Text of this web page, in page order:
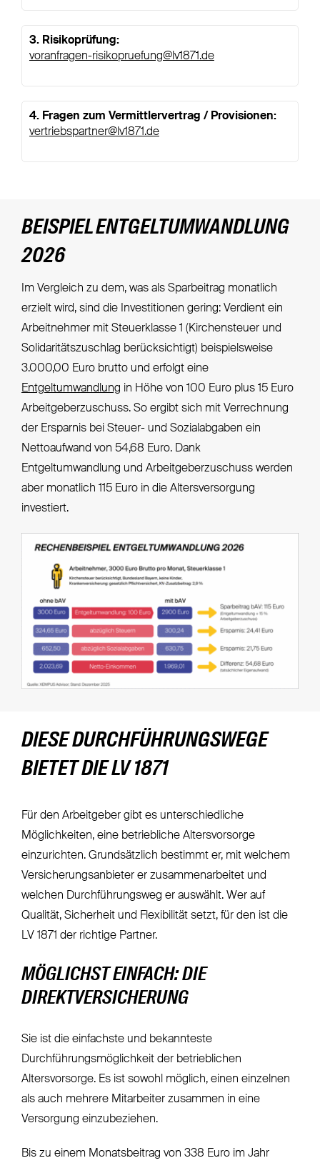
3. Risikoprüfung:​
voranfragen-risikopruefung@lv1871.de​ ​
4. Fragen zum Vermittlervertrag / Provisionen:​
vertriebspartner@lv1871.de
BEISPIEL ENTGELTUMWANDLUNG
2026
Im Vergleich zu dem, was als Sparbeitrag monatlich
erzielt wird, sind die Investitionen gering: Verdient ein
Arbeitnehmer mit Steuerklasse 1 (Kirchensteuer und
Solidaritätszuschlag berücksichtigt) beispielsweise
3.000,00 Euro brutto und erfolgt eine
Entgeltumwandlung in Höhe von 100 Euro plus 15 Euro
Arbeitgeberzuschuss. So ergibt sich mit Verrechnung
der Ersparnis bei Steuer- und Sozialabgaben ein
Nettoaufwand von 54,68 Euro. Dank
Entgeltumwandlung und Arbeitgeberzuschuss werden
aber monatlich 115 Euro in die Altersversorgung
investiert.
DIESE DURCHFÜHRUNGSWEGE
BIETET DIE LV 1871
Für den Arbeitgeber gibt es unterschiedliche
Möglichkeiten, eine betriebliche Altersvorsorge
einzurichten. Grundsätzlich bestimmt er, mit welchem
Versicherungsanbieter er zusammenarbeitet und
welchen Durchführungsweg er auswählt. Wer auf
Qualität, Sicherheit und Flexibilität setzt, für den ist die
LV 1871 der richtige Partner.
MÖGLICHST EINFACH: DIE
DIREKTVERSICHERUNG
Sie ist die einfachste und bekannteste
Durchführungsmöglichkeit der betrieblichen
Altersvorsorge. Es ist sowohl möglich, einen einzelnen
als auch mehrere Mitarbeiter zusammen in eine
Versorgung einzubeziehen.
Bis zu einem Monatsbeitrag von 338 Euro im Jahr